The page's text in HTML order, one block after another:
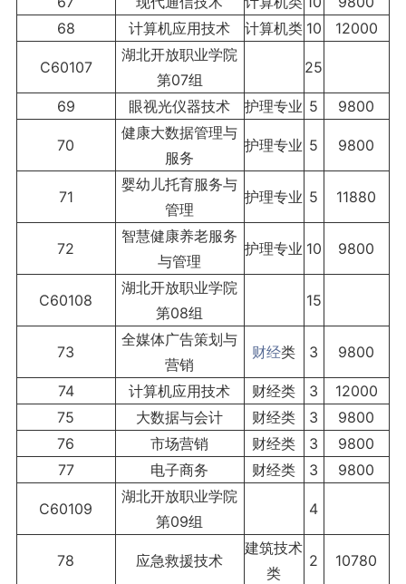
68
计算机应用技术 计算机类 10 12000
C60107
湖北开放职业学院
第07组
25
69 眼视光仪器技术 护理专业 5 9800
70
健康大数据管理与
服务
护理专业 5 9800
71
婴幼儿托育服务与
管理
护理专业 5 11880
72
智慧健康养老服务
与管理
护理专业 10 9800
C60108
湖北开放职业学院
第08组
15
73
全媒体广告策划与
营销
财经类 3 9800
74 计算机应用技术 财经类 3
12000
75
大数据与会计 财经类 3
9800
76
市场营销 财经类 3
9800
77
电子商务 财经类 3 9800
C60109
湖北开放职业学院
第09组
4
78 应急救援技术
建筑技术
类
2 10780